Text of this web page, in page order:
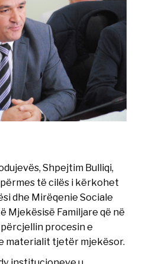
Shpejtim Bulliqi,
të cilës i kërkohet
dhe Mirëqenie Sociale
Mjekësisë Familjare që në
procesin e
materialit tjetër mjekësor.